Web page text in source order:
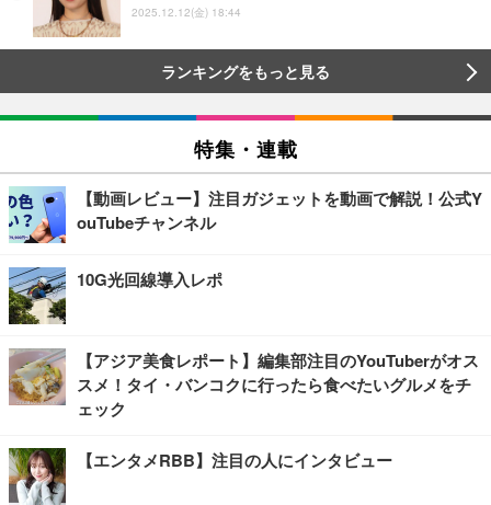
2025.12.12(金) 18:44
ランキングをもっと見る
特集・連載
【動画レビュー】注目ガジェットを動画で解説！公式Y
ouTubeチャンネル
10G光回線導入レポ
【アジア美食レポート】編集部注目のYouTuberがオス
スメ！タイ・バンコクに行ったら食べたいグルメをチ
ェック
【エンタメRBB】注目の人にインタビュー